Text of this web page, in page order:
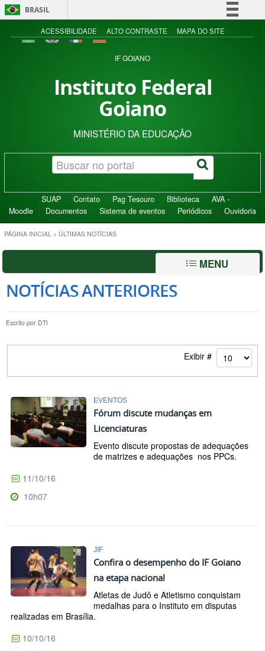
BRASIL
Simplifique!
Acesso à informação
ACESSIBILIDADE ALTO CONTRASTE MAPA DO SITE
IF GOIANO
Instituto Federal
Goiano
MINISTÉRIO DA EDUCAÇÃO
SUAP Contato Pag Tesouro Biblioteca
AVA -
Moodle
Documentos Sistema de eventos Periódicos Ouvidoria
PÁGINA INICIAL > ÚLTIMAS NOTÍCIAS
MENU
NOTÍCIAS ANTERIORES
Escrito por DTI
Exibir #
EVENTOS
Fórum discute mudanças em
Licenciaturas
Evento discute propostas de adequações
de matrizes e adequações nos PPCs.
11/10/16
10h07
JIF
Confira o desempenho do IF Goiano
na etapa nacional
Atletas de Judô e Atletismo conquistam
medalhas para o Instituto em disputas
realizadas em Brasília.
10/10/16